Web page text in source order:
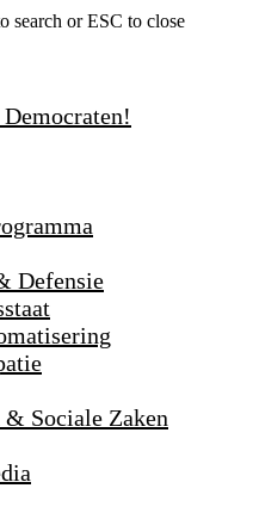
search or ESC to close
Defensie
Sociale Zaken